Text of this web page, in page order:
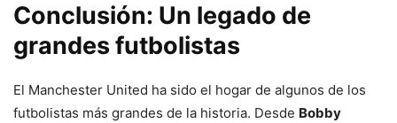
Conclusión: Un legado de
grandes futbolistas
El Manchester United ha sido el hogar de algunos de los
futbolistas más grandes de la historia. Desde Bobby